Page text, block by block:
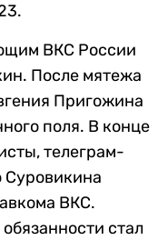
ВКС России
После мятежа
Пригожина
поля. В конце
телеграм-
ВКС.
стал